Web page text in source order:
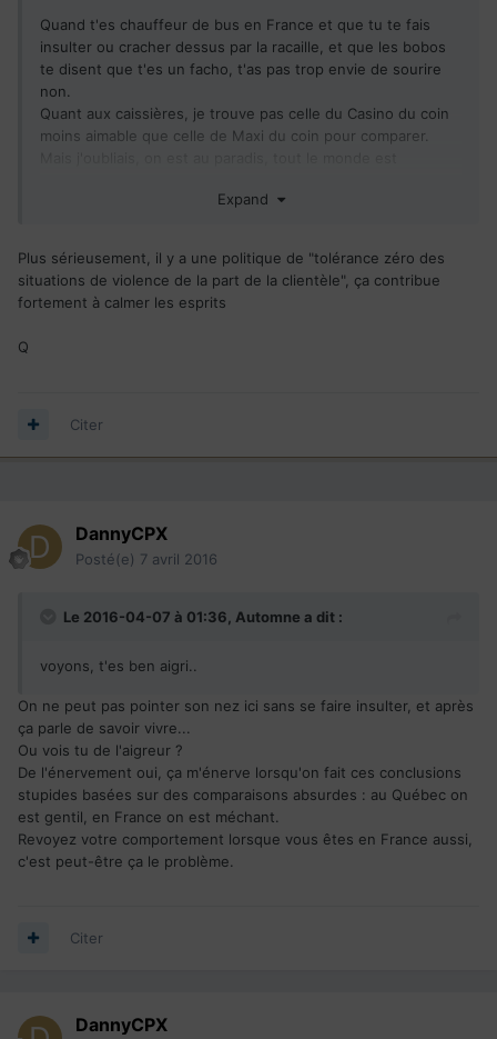
Quand t'es chauffeur de bus en France et que tu te fais
insulter ou cracher dessus par la racaille, et que les bobos
te disent que t'es un facho, t'as pas trop envie de sourire
non.
Quant aux caissières, je trouve pas celle du Casino du coin
moins aimable que celle de Maxi du coin pour comparer.
personne, on s'aime tous et on est un peuple élu qui sait
l'usine de guimauve.
Je laisse la stasie du forum se défouler la dessus.
Expand
Plus sérieusement, il y a une politique de "tolérance zéro des
situations de violence de la part de la clientèle", ça contribue
fortement à calmer les esprits
Q
Citer
DannyCPX
Posté(e) 7 avril 2016
Le 2016-04-07 à 01:36, Automne a dit :
voyons, t'es ben aigri..
On ne peut pas pointer son nez ici sans se faire insulter, et après
ça parle de savoir vivre...
Ou vois tu de l'aigreur ?
De l'énervement oui, ça m'énerve lorsqu'on fait ces conclusions
stupides basées sur des comparaisons absurdes : au Québec on
est gentil, en France on est méchant.
Revoyez votre comportement lorsque vous êtes en France aussi,
c'est peut-être ça le problème.
Citer
DannyCPX